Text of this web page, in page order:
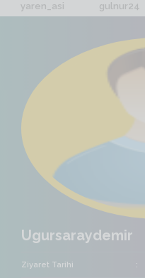
yaren_asi gulnur24
Ugursaraydemir
Ziyaret Tarihi